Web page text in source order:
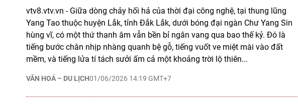
VĂN HOÁ – DU LỊCH01/06/2026 14:19 GMT+7
vtv8.vtv.vn - Giữa dòng chảy hối hả của thời đại công nghệ, tại thung lũng
Yang Tao thuộc huyện Lắk, tỉnh Đắk Lắk, dưới bóng đại ngàn Chư Yang Sin
hùng vĩ, có một thứ thanh âm vẫn bền bỉ ngân vang qua bao thế kỷ. Đó là
tiếng bước chân nhịp nhàng quanh bệ gỗ, tiếng vuốt ve miệt mài vào đất
mềm, và tiếng lửa tí tách sưởi ấm cả một khoảng trời lộ thiên...